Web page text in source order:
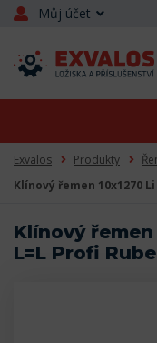
Můj účet
Exvalos Produkty
Klínový řemen 10x1270
Klínový řemen
L=L Profi